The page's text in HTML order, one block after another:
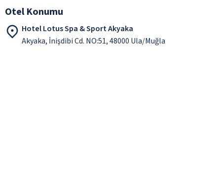
Otel Konumu
Hotel Lotus Spa & Sport Akyaka
Akyaka, İnişdibi Cd. NO:51, 48000 Ula/Muğla